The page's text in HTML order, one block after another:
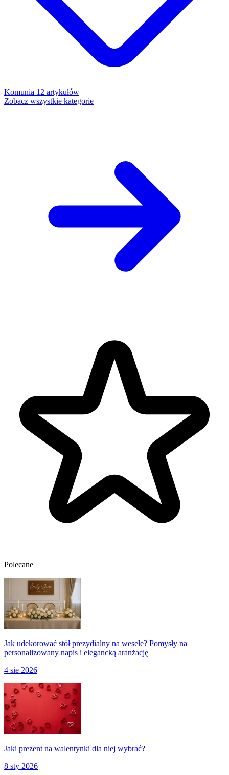
Komunia 12 artykułów
Zobacz wszystkie kategorie
Polecane
Jak udekorować stół prezydialny na wesele? Pomysły na
personalizowany napis i elegancką aranżację
4 sie 2026
Jaki prezent na walentynki dla niej wybrać?
8 sty 2026